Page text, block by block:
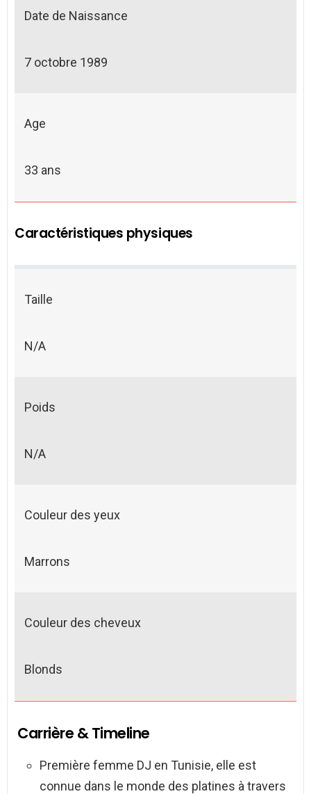
Date de Naissance
7 octobre 1989
Age
33 ans
Caractéristiques physiques
Taille
N/A
Poids
N/A
Couleur des yeux
Marrons
Couleur des cheveux
Blonds
Carrière & Timeline
Première femme DJ en Tunisie, elle est
connue dans le monde des platines à travers